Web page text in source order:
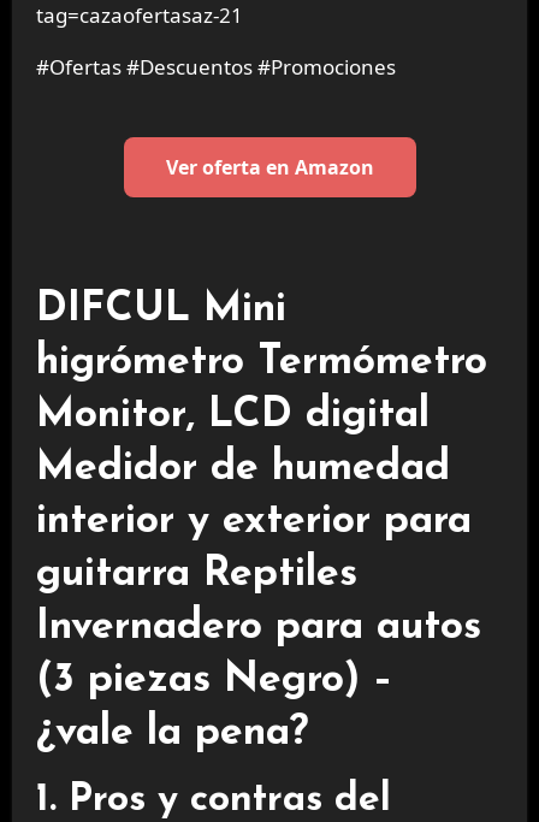
tag=cazaofertasaz-21
#Ofertas #Descuentos #Promociones
Ver oferta en Amazon
DIFCUL Mini
higrómetro Termómetro
Monitor, LCD digital
Medidor de humedad
interior y exterior para
guitarra Reptiles
Invernadero para autos
(3 piezas Negro) –
¿vale la pena?
1. Pros y contras del